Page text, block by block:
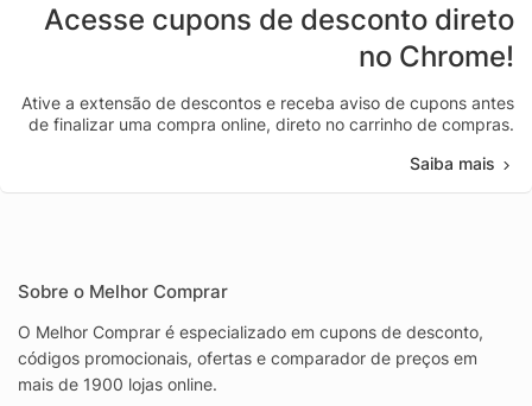
Acesse cupons de desconto direto
no Chrome!
Ative a extensão de descontos e receba aviso de cupons antes
de finalizar uma compra online, direto no carrinho de compras.
Saiba mais
Sobre o Melhor Comprar
O Melhor Comprar é especializado em cupons de desconto,
códigos promocionais, ofertas e comparador de preços em
mais de 1900 lojas online.